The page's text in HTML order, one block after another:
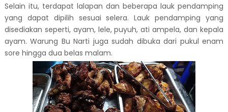
Selain itu, terdapat lalapan dan beberapa lauk pendamping
yang dapat dipilih sesuai selera. Lauk pendamping yang
disediakan seperti, ayam, lele, puyuh, ati ampela, dan kepala
ayam. Warung Bu Narti juga sudah dibuka dari pukul enam
sore hingga dua belas malam.